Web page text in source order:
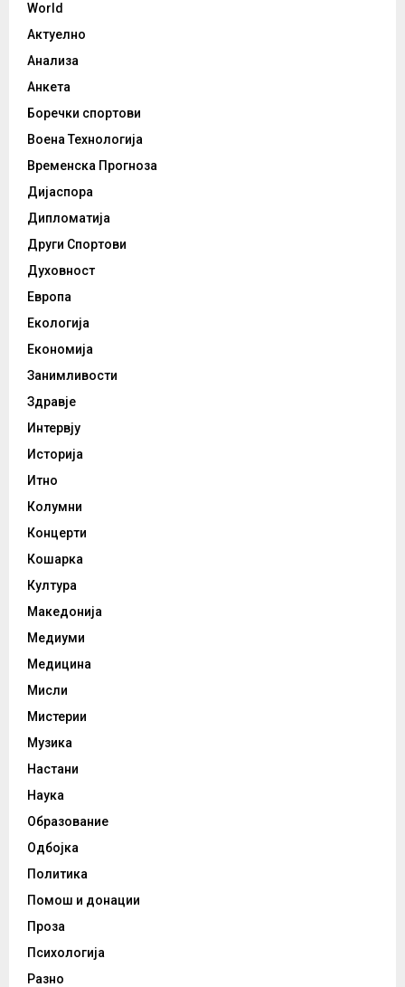
World
Актуелно
Анализа
Анкета
Боречки спортови
Воена Технологија
Временска Прогноза
Дијаспора
Дипломатија
Други Спортови
Духовност
Европа
Екологија
Економија
Занимливости
Здравје
Интервју
Историја
Итно
Колумни
Концерти
Кошарка
Култура
Македонија
Медиуми
Медицина
Мисли
Мистерии
Музика
Настани
Наука
Образование
Одбојка
Политика
Помош и донации
Проза
Психологија
Разно